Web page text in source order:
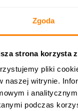
Zgoda
strona korzysta
pliki
naszej witrynie.
i
podczas